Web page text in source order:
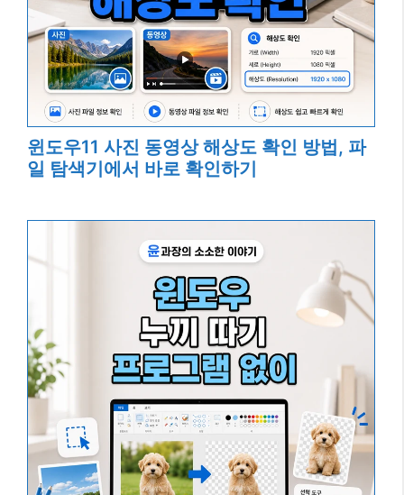
윈도우11 사진 동영상 해상도 확인 방법, 파
일 탐색기에서 바로 확인하기